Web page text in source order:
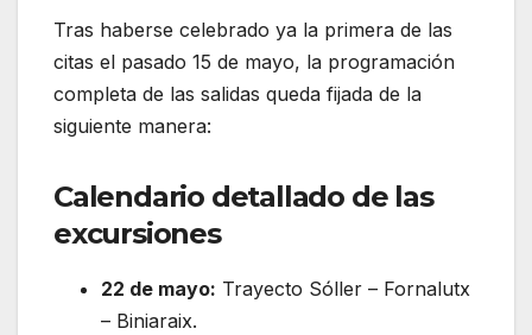
Tras haberse celebrado ya la primera de las
citas el pasado 15 de mayo, la programación
completa de las salidas queda fijada de la
siguiente manera:
Calendario detallado de las
excursiones
22 de mayo: Trayecto Sóller – Fornalutx
– Biniaraix.